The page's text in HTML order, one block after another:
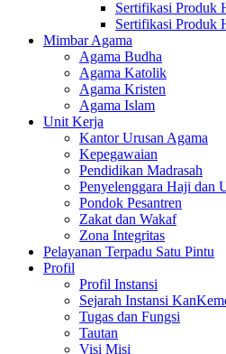
Sertifikasi Produk
Sertifikasi Produk
Mimbar Agama
Agama Budha
Agama Katolik
Agama Kristen
Agama Islam
Unit Kerja
Kantor Urusan Agama
Kepegawaian
Pendidikan Madrasah
Penyelenggara Haji dan
Pondok Pesantren
Zakat dan Wakaf
Zona Integritas
Pelayanan Terpadu Satu Pintu
Profil
Profil Instansi
Sejarah Instansi
Tugas dan Fungsi
Tautan
Visi Misi